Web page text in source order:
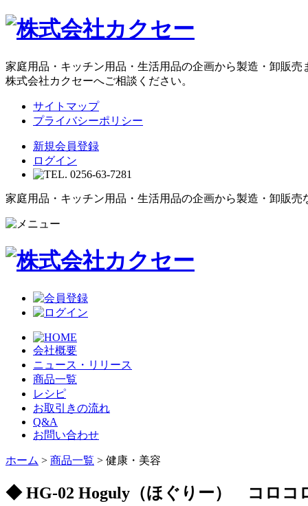
家庭用品・キッチン用品・生活用品の企画から製造・卸販売
株式会社カクセーへご相談ください。
サイトマップ
プライバシーポリシー
新規会員登録
ログイン
家庭用品・キッチン用品・生活用品の企画から製造・卸販売
会社概要
ニュース・リリース
商品一覧
レシピ
お取引きの流れ
Q&A
お問い合わせ
ホーム > 商品一覧 > 健康・美容
◆ HG-02 Hoguly（ほぐりー） コロコ